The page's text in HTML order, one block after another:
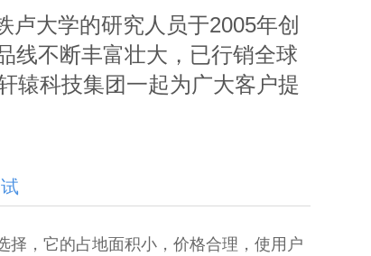
卢大学的研究人员于2005年创
线不断丰富壮大，已行销全球
科技集团一起为广大客户提
择，它的占地面积小，价格合理，使用户